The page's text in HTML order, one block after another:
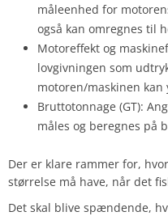
måleenhed for
også kan omregnes til
Motoreffekt og
lovgivningen som
motoren/maskinen kan
Bruttotonnage (GT):
måles og beregnes på
Der er klare rammer for,
størrelse må have, når det
Det skal blive spændende,